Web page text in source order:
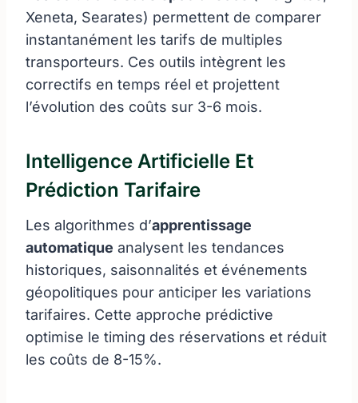
Xeneta, Searates) permettent de comparer
instantanément les tarifs de multiples
transporteurs. Ces outils intègrent les
correctifs en temps réel et projettent
l’évolution des coûts sur 3-6 mois.
Intelligence Artificielle Et
Prédiction Tarifaire
Les algorithmes d’apprentissage
automatique analysent les tendances
historiques, saisonnalités et événements
géopolitiques pour anticiper les variations
tarifaires. Cette approche prédictive
optimise le timing des réservations et réduit
les coûts de 8-15%.